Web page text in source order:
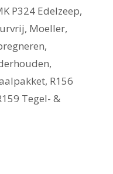
P324 Edelzeep,
, Moeller,
,
,
, R156
Tegel- &